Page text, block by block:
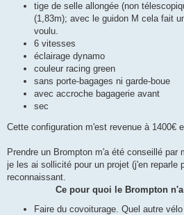
tige de selle allongée (non
(1,83m); avec le guidon M cela fait
voulu.
6 vitesses
éclairage dynamo
couleur racing green
sans porte-bagages ni garde-boue
avec accroche bagagerie avant
sec
Cette configuration m'est revenue à 1400€
Prendre un Brompton m'a été conseillé par
je les ai sollicité pour un projet (j'en reparle
reconnaissant.
Ce pour quoi le Brompton
Faire du covoiturage. Quel autre